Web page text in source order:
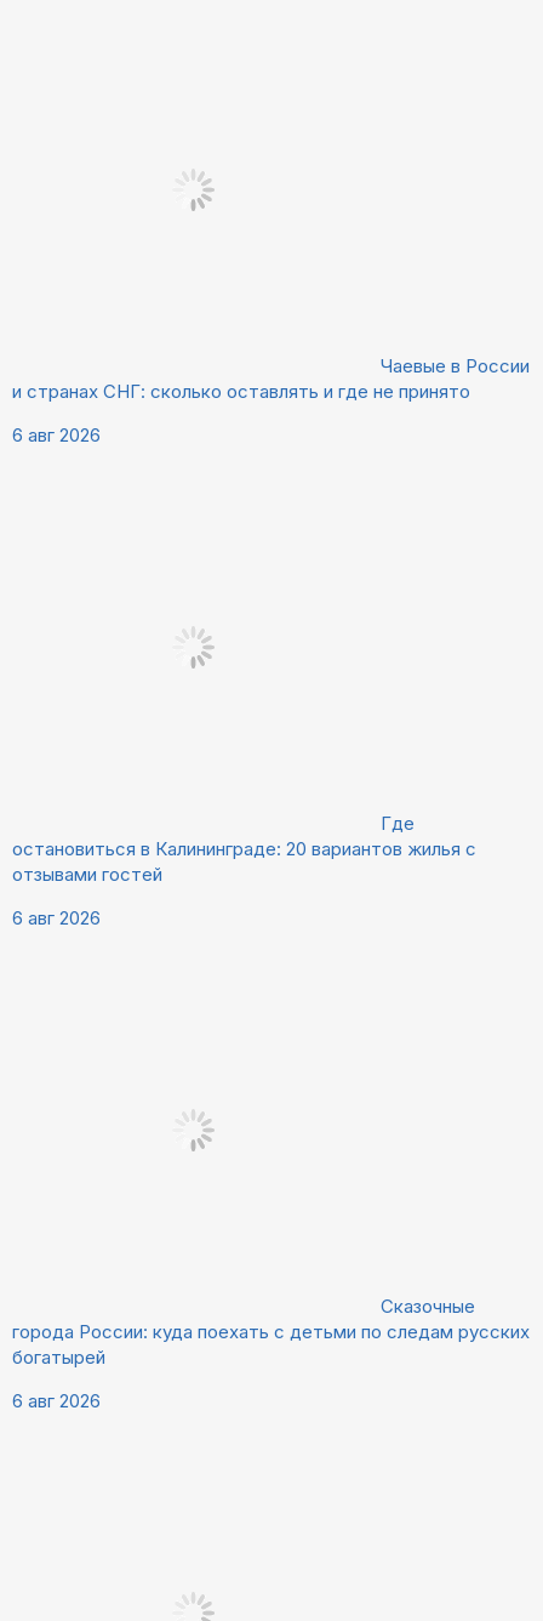
Чаевые в России
и странах СНГ: сколько оставлять и где не принято
6 авг 2026
Где
остановиться в Калининграде: 20 вариантов жилья с
отзывами гостей
6 авг 2026
Сказочные
города России: куда поехать с детьми по следам русских
богатырей
6 авг 2026